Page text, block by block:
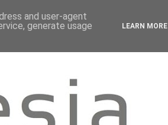
and user-agent
generate usage
LEARN MORE